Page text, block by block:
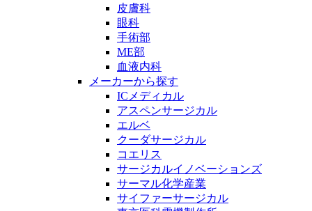
皮膚科
眼科
手術部
ME部
血液内科
メーカーから探す
ICメディカル
アスペンサージカル
エルベ
クーダサージカル
コエリス
サージカルイノベーションズ
サーマル化学産業
サイファーサージカル